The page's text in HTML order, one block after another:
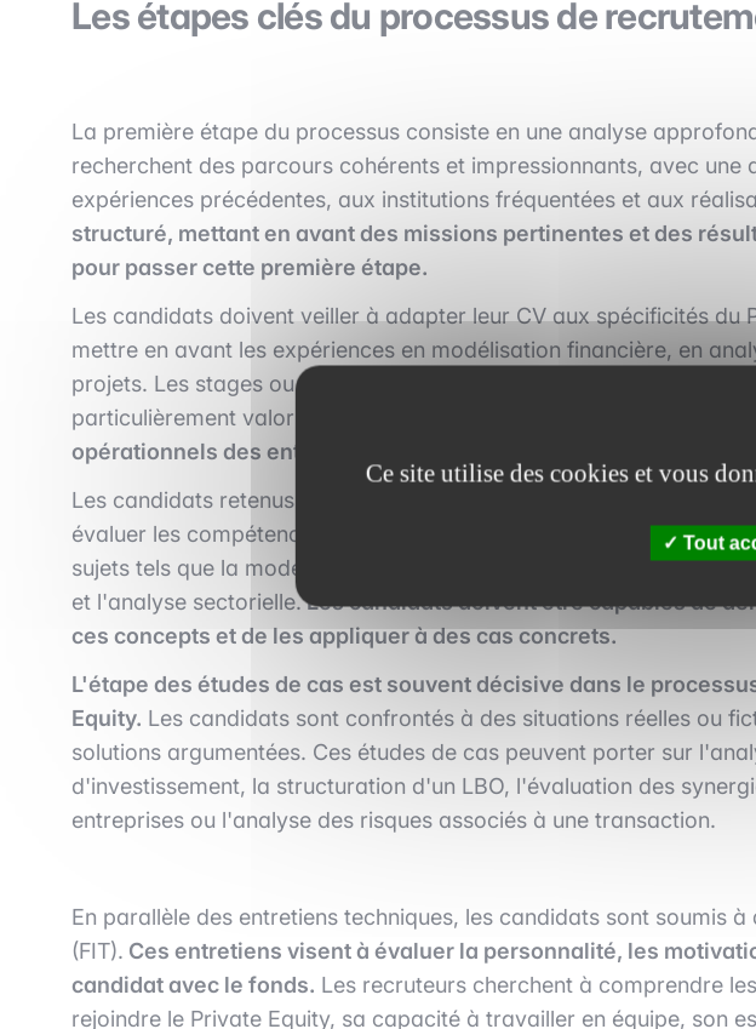
Les étapes clés du processus de
La première étape du processus consiste en une analyse
recherchent des parcours cohérents et impressionnants, avec
expériences précédentes, aux institutions fréquentées et aux
structuré, mettant en avant des missions pertinentes et des
pour passer cette première étape.
Les candidats doivent veiller à adapter leur CV aux spécificités du
mettre en avant les expériences en modélisation financière, en
projets. Les stages ou expériences en M&A, en audit
particulièrement valorisés,
car ils démontrent une
opérationnels des entreprises.
Les candidats retenus sont ensuite soumis à une série d'entretiens
évaluer les compétences financières et analytiques des candidats.
sujets tels que la modélisation financière, l'analyse des états
et l'analyse sectorielle.Les candidats doivent être capables de
ces concepts et de les appliquer à des cas concrets.
L'étape des études de cas est souvent décisive dans le
Equity. Les candidats sont confrontés à des situations réelles ou
solutions argumentées. Ces études de cas peuvent porter sur
d'investissement, la structuration d'un LBO, l'évaluation des
entreprises ou l'analyse des risques associés à une transaction.
En parallèle des entretiens techniques, les candidats sont soumis
(FIT). Ces entretiens visent à évaluer la personnalité, les
candidat avec le fonds. Les recruteurs cherchent à comprendre
rejoindre le Private Equity, sa capacité à travailler en équipe, son
Ce site utilise des cookies et vous
Tout